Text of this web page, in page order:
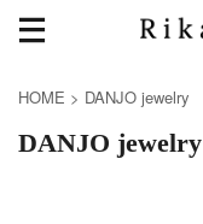
HOME > DANJO jewelry
DANJO jewelry